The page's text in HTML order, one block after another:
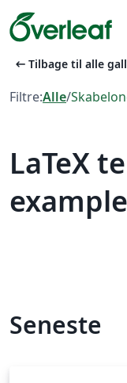
arrow_left_alt Tilbage til alle
Filtre:Alle/
LaTeX
Seneste